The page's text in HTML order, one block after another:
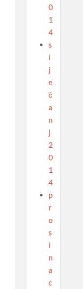
0
1
4
s
i
j
e
č
a
n
j
2
0
1
4
p
r
o
s
i
n
a
c